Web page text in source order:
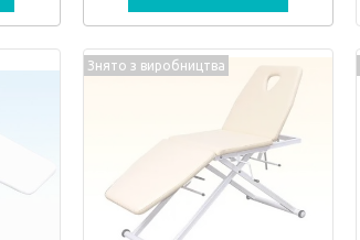
Знято з виробництва